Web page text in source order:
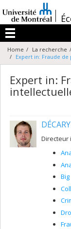
au
contenu
/
Menu
Home La recherche
Expert in: Fraude
Expert in:
Directeur